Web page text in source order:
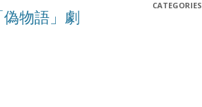
物語」劇
CATEGORIES